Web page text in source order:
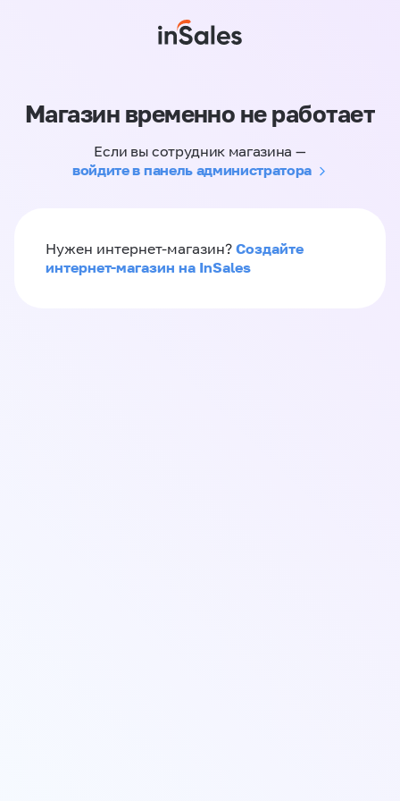
Магазин временно не работает
Если вы сотрудник магазина —
войдите в панель администратора
Нужен интернет-магазин? Создайте
интернет-магазин на InSales